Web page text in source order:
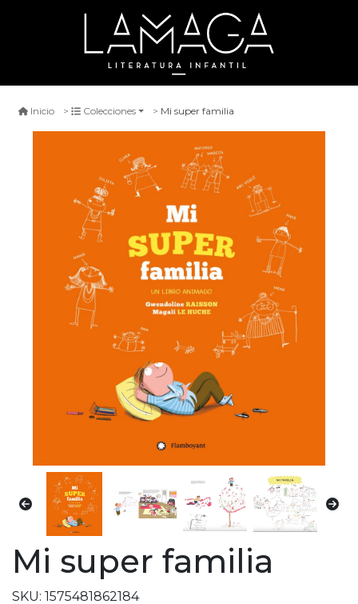
Inicio Colecciones Mi super familia
Mi super familia
SKU: 1575481862184